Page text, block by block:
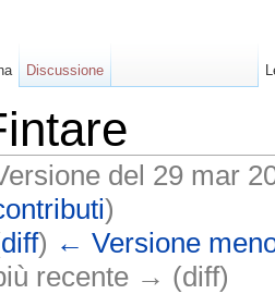
del 29 mar
)
diff) ← Versione
recente → (diff)
Discussione